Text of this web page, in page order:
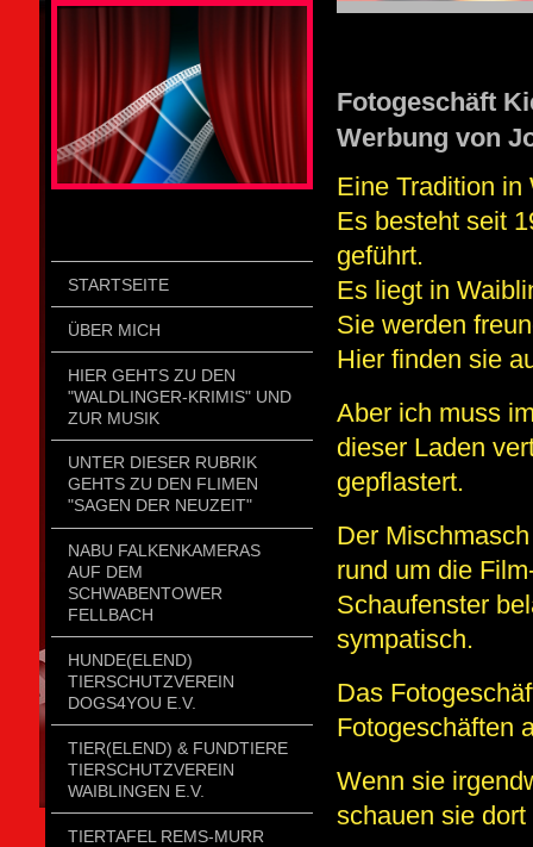
STARTSEITE
ÜBER MICH
HIER GEHTS ZU DEN
"WALDLINGER-KRIMIS" UND
ZUR MUSIK
UNTER DIESER RUBRIK
GEHTS ZU DEN FLIMEN
"SAGEN DER NEUZEIT"
NABU FALKENKAMERAS
AUF DEM
SCHWABENTOWER
FELLBACH
HUNDE(ELEND)
TIERSCHUTZVEREIN
DOGS4YOU E.V.
TIER(ELEND) & FUNDTIERE
TIERSCHUTZVEREIN
WAIBLINGEN E.V.
TIERTAFEL REMS-MURR
Fotogeschäft
Werbung von
Eine Tradition
Es besteht seit
geführt.
Es liegt in
Sie werden
Hier finden sie
Aber ich muss
dieser Laden
gepflastert.
Der
rund um die
Schaufenster
sympatisch.
Das
Fotogeschäften
Wenn sie
schauen sie dort